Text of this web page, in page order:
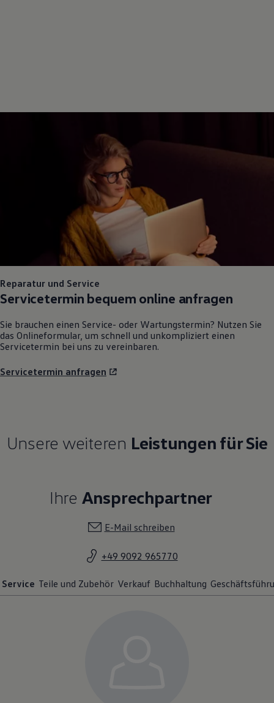
Reparatur und Service
Servicetermin bequem online anfragen
Sie brauchen einen Service- oder Wartungstermin? Nutzen Sie
das Onlineformular, um schnell und unkompliziert einen
Servicetermin bei uns zu vereinbaren.
Servicetermin anfragen
Unsere weiteren Leistungen für Sie
Ihre Ansprechpartner
E-Mail schreiben
+49 9092 965770
Service Teile und Zubehör Verkauf Buchhaltung